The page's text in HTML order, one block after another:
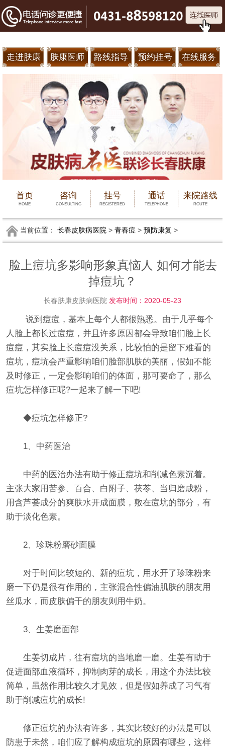
走进肤康 肤康医师 路线指导 预约挂号 在线服务
首页
HOME
咨询
CONSULTING
挂号
REGISTERED
通话
TELEPHONE
来院路线
ROUTE
当前位置： 长春皮肤病医院> 青春痘 > 预防康复 >
脸上痘坑多影响形象真恼人 如何才能去
掉痘坑？
长春肤康皮肤病医院 发布时间：2020-05-23
说到痘痘，基本上每个人都很熟悉。由于几乎每个
人脸上都长过痘痘，并且许多原因都会导致咱们脸上长
痘痘，其实脸上长痘痘没关系，比较怕的是留下难看的
痘坑，痘坑会严重影响咱们脸部肌肤的美丽，假如不能
及时修正，一定会影响咱们的体面，那可要命了，那么
痘坑怎样修正呢?一起来了解一下吧!
◆痘坑怎样修正?
1、中药医治
中药的医治办法有助于修正痘坑和削减色素沉着。
主张大家用苦参、百合、白附子、茯苓、当归磨成粉，
用含芦荟成分的爽肤水开成面膜，敷在痘坑的部分，有
助于淡化色素。
2、珍珠粉磨砂面膜
对于时间比较短的、新的痘坑，用水开了珍珠粉来
磨一下仍是很有作用的，主张混合性偏油肌肤的朋友用
丝瓜水，而皮肤偏干的朋友则用牛奶。
3、生姜磨面部
生姜切成片，往有痘坑的当地磨一磨。生姜有助于
促进面部血液循环，抑制肉芽的成长，用这个办法比较
简单，虽然作用比较久才见效，但是假如养成了习气有
助于削减痘坑的成长!
修正痘坑的办法有许多，其实比较好的办法是可以
防患于未然，咱们应了解构成痘坑的原因有哪些，这样